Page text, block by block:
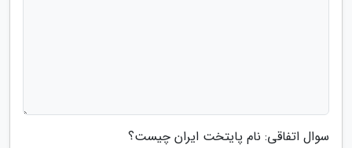
سوال اتفاقی: نام پایتخت ایران چیست؟